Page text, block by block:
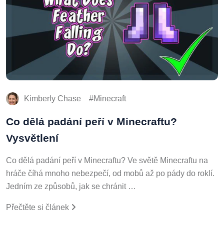
Kimberly Chase Minecraft
Co dělá padání peří v Minecraftu?
Vysvětlení
Co dělá padání peří v Minecraftu? Ve světě Minecraftu na
hráče číhá mnoho nebezpečí, od mobů až po pády do roklí.
Jedním ze způsobů, jak se chránit …
Přečtěte si článek